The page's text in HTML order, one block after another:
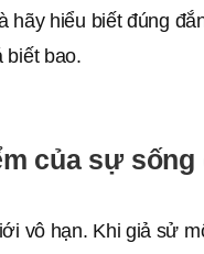
hiểu biết đúng
biết bao.
của sự
vô hạn. Khi giả sử